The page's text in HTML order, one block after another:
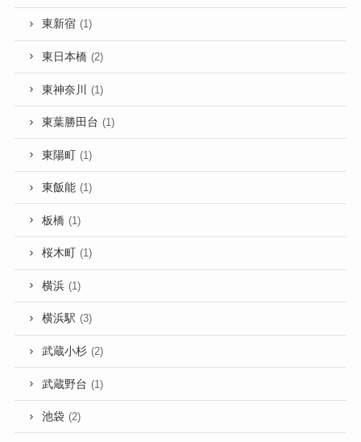
東新宿 (1)
東日本橋 (2)
東神奈川 (1)
東葉勝田台 (1)
東陽町 (1)
東飯能 (1)
板橋 (1)
桜木町 (1)
横浜 (1)
横浜駅 (3)
武蔵小杉 (2)
武蔵野台 (1)
池袋 (2)